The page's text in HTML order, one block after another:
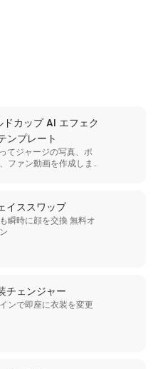
ドカップ AI エフェク
ンプレート
てジャージの写真、ポ
ファン動画を作成しま
イススワップ
瞬時に顔を交換 無料オ
チェンジャー
ンで即座に衣装を変更